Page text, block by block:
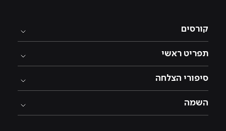
קורסים
תפריט ראשי
סיפורי הצלחה
השמה